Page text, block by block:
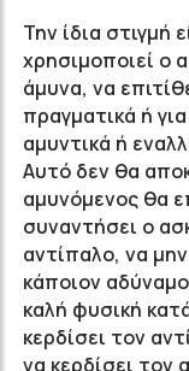
Την ίδια στιγμή
χρησιμοποιεί ο
άμυνα, να
πραγματικά ή
αμυντικά ή
Αυτό δεν θα
αμυνόμενος θα
συναντήσει ο
αντίπαλο, να
κάποιον
καλή φυσική
κερδίσει τον
να κερδίσει τον